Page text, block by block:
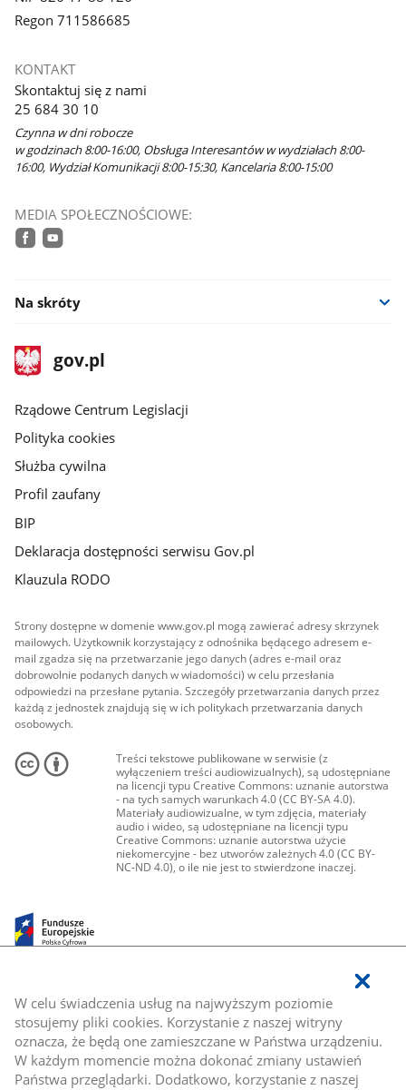
W celu świadczenia usług na najwyższym poziomie
stosujemy pliki cookies. Korzystanie z naszej witryny
oznacza, że będą one zamieszczane w Państwa urządzeniu.
W każdym momencie można dokonać zmiany ustawień
Państwa przeglądarki. Dodatkowo, korzystanie z naszej
Regon 711586685
KONTAKT
Skontaktuj się z nami
25 684 30 10
Czynna w dni robocze
w godzinach 8:00-16:00, Obsługa Interesantów w wydziałach 8:00-
16:00, Wydział Komunikacji 8:00-15:30, Kancelaria 8:00-15:00
MEDIA SPOŁECZNOŚCIOWE:
Na skróty
stopka
gov.plStrona
gov.pl
Rządowe Centrum Legislacji
Polityka cookies
Służba cywilna
Profil zaufany
BIP
Deklaracja dostępności serwisu Gov.pl
Klauzula RODO
Strony dostępne w domenie www.gov.pl mogą zawierać adresy skrzynek
mailowych. Użytkownik korzystający z odnośnika będącego adresem e-
mail zgadza się na przetwarzanie jego danych (adres e-mail oraz
dobrowolnie podanych danych w wiadomości) w celu przesłania
odpowiedzi na przesłane pytania. Szczegóły przetwarzania danych przez
każdą z jednostek znajdują się w ich politykach przetwarzania danych
osobowych.
Treści tekstowe publikowane w serwisie (z
wyłączeniem treści audiowizualnych), są udostępniane
na licencji typu Creative Commons: uznanie autorstwa
- na tych samych warunkach 4.0 (CC BY-SA 4.0).
Materiały audiowizualne, w tym zdjęcia, materiały
audio i wideo, są udostępniane na licencji typu
Creative Commons: uznanie autorstwa użycie
niekomercyjne - bez utworów zależnych 4.0 (CC BY-
NC-ND 4.0), o ile nie jest to stwierdzone inaczej.